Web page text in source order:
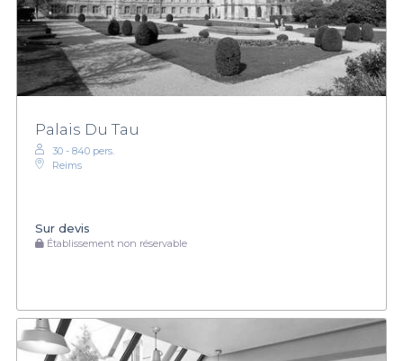
Palais Du Tau
30 - 840 pers.
Reims
Sur devis
Établissement non réservable